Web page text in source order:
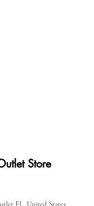
Store
FL, United States